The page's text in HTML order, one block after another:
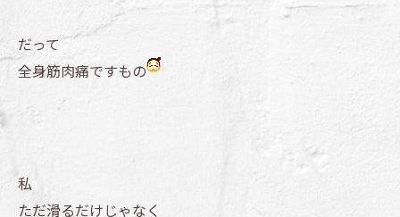
だって
全身筋肉痛ですもの
私
ただ滑るだけじゃなく